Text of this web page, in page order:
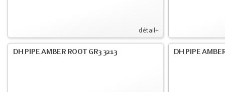
détail+
DH PIPE AMBER ROOT GR3 3213 DH PIPE